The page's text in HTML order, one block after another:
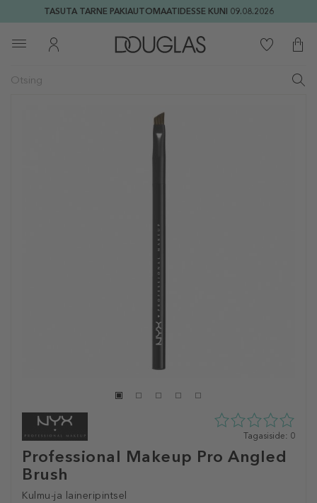
TASUTA TARNE PAKIAUTOMAATIDESSE KUNI 09.08.2026
Professional Makeup Pro Angled
Brush
Kulmu-ja laineripintsel
0
5st
Tagasiside: 0